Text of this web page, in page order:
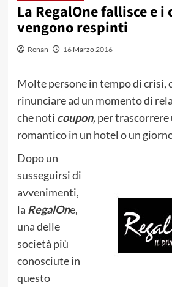
La RegalOne fallisce e i
vengono respinti
Renan 16 Marzo 2016
Molte persone in tempo di crisi,
rinunciare ad un momento di
che noti coupon,per trascorrere
romantico in un hotel o un
Dopo un
susseguirsi di
avvenimenti,
la RegalOne,
una delle
società più
conosciute in
questo